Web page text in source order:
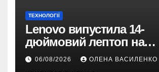
ТЕХНОЛОГІЇ
Lenovo випустила 14-
дюймовий лептоп на
Snapdragon X2 з
понад 33 години
06/08/2026 ОЛЕНА ВАСИЛЕНКО